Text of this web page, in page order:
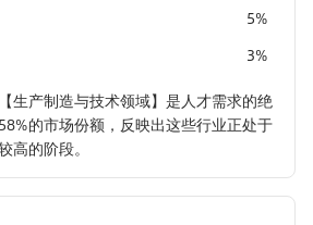
5%
3%
生产制造与技术领域】是人才需求的绝
的市场份额，反映出这些行业正处于
高的阶段。